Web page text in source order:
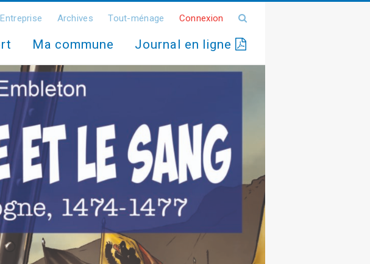
Entreprise Archives Tout-ménage Connexion
Ma commune Journal en ligne